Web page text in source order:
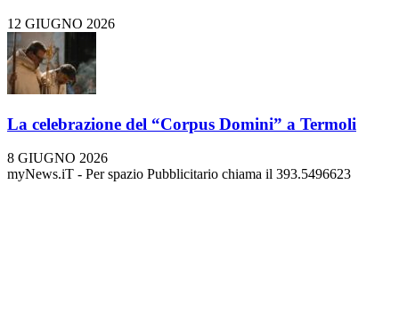
12 GIUGNO 2026
La celebrazione del “Corpus Domini” a Termoli
8 GIUGNO 2026
myNews.iT - Per spazio Pubblicitario chiama il 393.5496623